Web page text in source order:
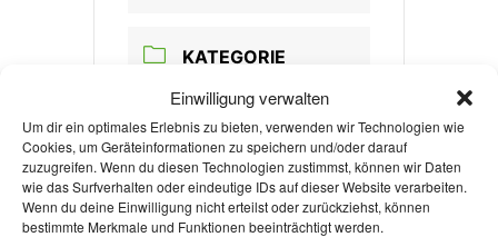
Einwilligung verwalten
Um dir ein optimales Erlebnis zu bieten, verwenden wir Technologien wie
Cookies, um Geräteinformationen zu speichern und/oder darauf
zuzugreifen. Wenn du diesen Technologien zustimmst, können wir Daten
wie das Surfverhalten oder eindeutige IDs auf dieser Website verarbeiten.
Wenn du deine Einwilligung nicht erteilst oder zurückziehst, können
bestimmte Merkmale und Funktionen beeinträchtigt werden.
KATEGORIE
Treffen & Sitzungen
Mehr Infos